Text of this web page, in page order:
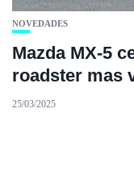
NOVEDADES
Mazda MX-5
roadster mas
25/03/2025